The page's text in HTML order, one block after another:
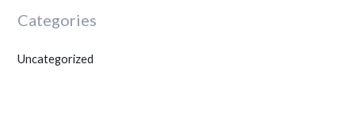
Categories
Uncategorized